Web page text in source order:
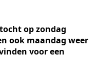
op zondag
ook maandag weer
voor een